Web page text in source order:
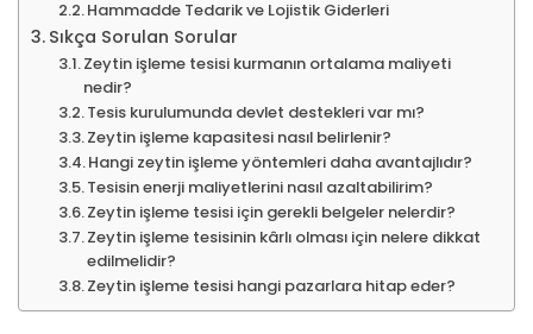
Hammadde Tedarik ve Lojistik Giderleri
Sıkça Sorulan Sorular
Zeytin işleme tesisi kurmanın ortalama maliyeti
nedir?
Tesis kurulumunda devlet destekleri var mı?
Zeytin işleme kapasitesi nasıl belirlenir?
Hangi zeytin işleme yöntemleri daha avantajlıdır?
Tesisin enerji maliyetlerini nasıl azaltabilirim?
Zeytin işleme tesisi için gerekli belgeler nelerdir?
Zeytin işleme tesisinin kârlı olması için nelere dikkat
edilmelidir?
Zeytin işleme tesisi hangi pazarlara hitap eder?